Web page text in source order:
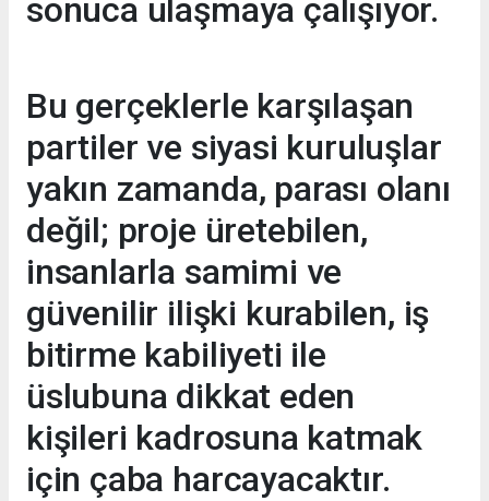
sonuca ulaşmaya çalışıyor.
Bu gerçeklerle karşılaşan
partiler ve siyasi kuruluşlar
yakın zamanda, parası olanı
değil; proje üretebilen,
insanlarla samimi ve
güvenilir ilişki kurabilen, iş
bitirme kabiliyeti ile
üslubuna dikkat eden
kişileri kadrosuna katmak
için çaba harcayacaktır.